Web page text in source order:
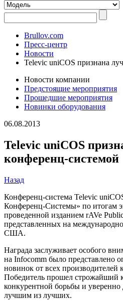
Brullov.com
Пресс-центр
Новости
Televic uniCOS признана
Новости компании
Предстоящие мероприятия
Прошедшие мероприятия
Новинки оборудования
06.08.2013
Televic uniCOS
конференц-системой
Назад
Конференц-система Televic
Конференц-Системы» по итогам
проведенной изданием rAVe
представленных на
США.
Награда заслуживает особого
на Infocomm было представлено
новинок от всех производителей
Победитель прошел строжайший
конкурентной борьбы и уверенно
лучшим из лучших.